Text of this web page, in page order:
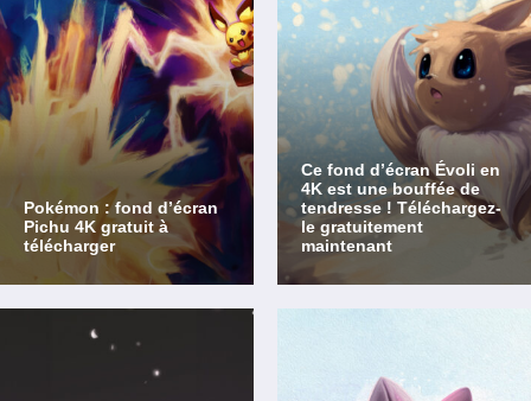
Pokémon : fond d’écran
Pichu 4K gratuit à
télécharger
Ce fond d’écran Évoli en
4K est une bouffée de
tendresse ! Téléchargez-
le gratuitement
maintenant